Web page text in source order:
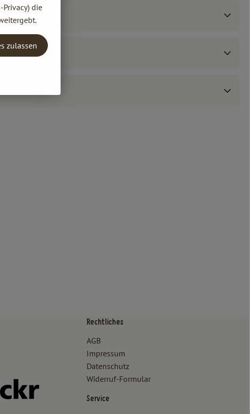
www.bioland.de/verbraucher
https://www.oekokiste.de/
www.facebook.com/lammertzhof/
https://www.instagram.com/lammertzhof/
Link zu https://www.youtube.com/channel/
Externer Link zu https://www.flickr.com/photos/
Rechtliches
AGB
Impressum
Datenschutz
Widerruf-Formular
Service
die
zulassen